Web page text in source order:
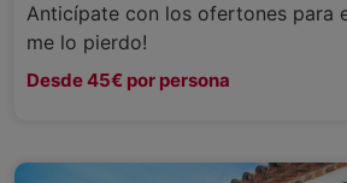
Anticípate con los ofertones para
me lo pierdo!
Desde 45€ por persona